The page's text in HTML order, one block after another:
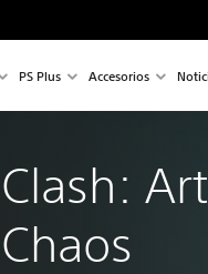
PS Plus Accesorios
Clash:
Chaos